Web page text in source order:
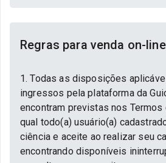
Regras para venda on-line
1. Todas as disposições
ingressos pela plataforma da
encontram previstas nos Termos
qual todo(a) usuário(a)
ciência e aceite ao realizar seu
encontrando disponíveis